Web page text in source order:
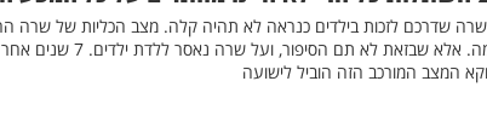
ושרה שדרכם לזכות בילדים כנראה לא תהיה קלה. מצב הכליות של שרה
להידרדר, והיא קיבלה תרומת כליה מאמה. אלא שבזאת לא תם הסיפור, ועל שרה
המצב המורכב הזה הוביל לישועה